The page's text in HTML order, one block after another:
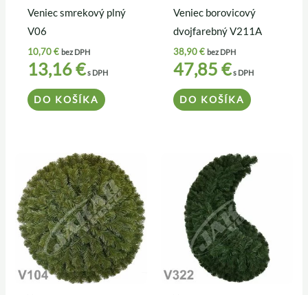
Veniec smrekový plný
V06
10,70€ bez DPH
13,16€s DPH
DO KOŠÍKA
Veniec borovicový
dvojfarebný V211A
38,90€ bez DPH
47,85 €s DPH
DO KOŠÍKA